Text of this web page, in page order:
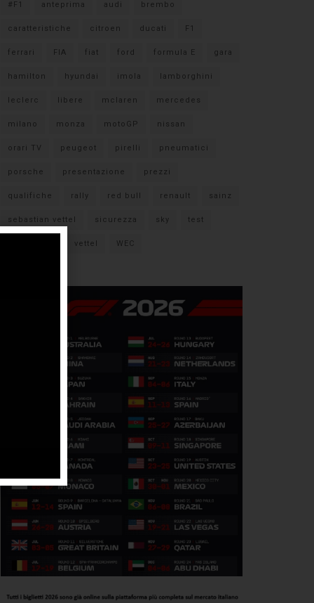
#F1 anteprima audi brembo
caratteristiche citroen ducati F1
ferrari FIA fiat ford formula E gara
hamilton hyundai imola lamborghini
leclerc libere mclaren mercedes
milano monza motoGP nissan
orari TV peugeot pirelli pneumatici
porsche presentazione prezzi
qualifiche rally red bull renault sainz
sebastian vettel sicurezza sky test
vettel WEC